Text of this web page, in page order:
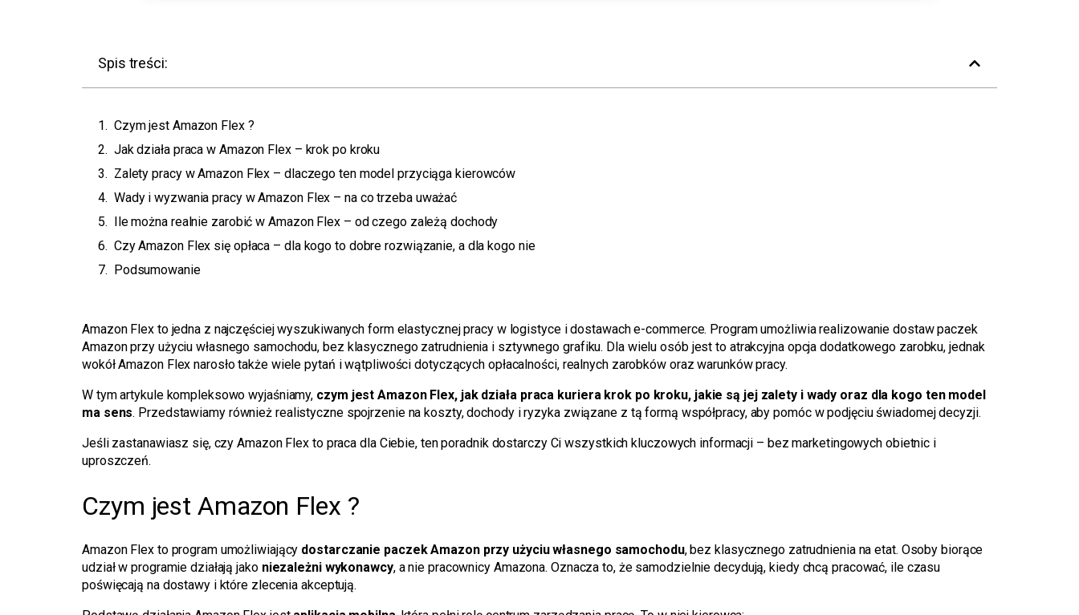
Spis treści:
Czym jest Amazon Flex ?
Jak działa praca w Amazon Flex – krok po kroku
Zalety pracy w Amazon Flex – dlaczego ten model przyciąga kierowców
Wady i wyzwania pracy w Amazon Flex – na co trzeba uważać
Ile można realnie zarobić w Amazon Flex – od czego zależą dochody
Czy Amazon Flex się opłaca – dla kogo to dobre rozwiązanie, a dla kogo nie
Podsumowanie
Amazon Flex to jedna z najczęściej wyszukiwanych form elastycznej pracy w logistyce i dostawach e-commerce. Program umożliwia realizowanie dostaw paczek
Amazon przy użyciu własnego samochodu, bez klasycznego zatrudnienia i sztywnego grafiku. Dla wielu osób jest to atrakcyjna opcja dodatkowego zarobku, jednak
wokół Amazon Flex narosło także wiele pytań i wątpliwości dotyczących opłacalności, realnych zarobków oraz warunków pracy.
W tym artykule kompleksowo wyjaśniamy, czym jest Amazon Flex, jak działa praca kuriera krok po kroku, jakie są jej zalety i wady oraz dla kogo ten model
ma sens. Przedstawiamy również realistyczne spojrzenie na koszty, dochody i ryzyka związane z tą formą współpracy, aby pomóc w podjęciu świadomej decyzji.
Jeśli zastanawiasz się, czy Amazon Flex to praca dla Ciebie, ten poradnik dostarczy Ci wszystkich kluczowych informacji – bez marketingowych obietnic i
uproszczeń.
Czym jest Amazon Flex ?
Amazon Flex to program umożliwiający dostarczanie paczek Amazon przy użyciu własnego samochodu, bez klasycznego zatrudnienia na etat. Osoby biorące
udział w programie działają jako niezależni wykonawcy, a nie pracownicy Amazona. Oznacza to, że samodzielnie decydują, kiedy chcą pracować, ile czasu
poświęcają na dostawy i które zlecenia akceptują.